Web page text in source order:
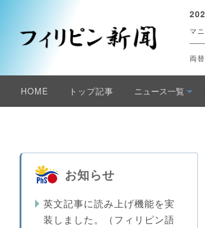
マ
両
HOME トップ記事 ニュース一覧
お知らせ
英文記事に読み上げ機能を実
装しました。（フィリピン語